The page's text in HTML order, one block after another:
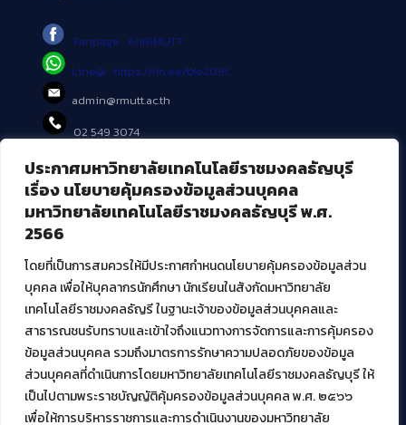
ประกาศมหาวิทยาลัยเทคโนโลยีราชมงคลธัญบุรี
เรื่อง นโยบายคุ้มครองข้อมูลส่วนบุคคล
มหาวิทยาลัยเทคโนโลยีราชมงคลธัญบุรี พ.ศ.
2566
โดยที่เป็นการสมควรให้มีประกาศกำหนดนโยบายคุ้มครองข้อมูลส่วน
บุคคล เพื่อให้บุคลากรนักศึกษา นักเรียนในสังกัดมหาวิทยาลัย
เทคโนโลยีราชมงคลธัญรี ในฐานะเจ้าของข้อมูลส่วนบุคคลและ
สาธารณชนรับทราบและเข้าใจถึงแนวทางการจัดการและการคุ้มครอง
ข้อมูลส่วนบุคคล รวมถึงมาตรการรักษาความปลอดภัยของข้อมูล
ส่วนบุคคลที่ดำเนินการโดยมหาวิทยาลัยเทคโนโลยีราชมงคลธัญบุรี ให้
เป็นไปตามพระราชบัญญัติคุ้มครองข้อมูลส่วนบุคคล พ.ศ. ๒๕๖๖
เพื่อให้การบริหารราชการและการดำเนินงานของมหาวิทยาลัย
Fanpage : AritRMUTT
Line@ : https://lin.ee/tXe209C
admin@rmutt.ac.th
02 549 3074
บริการอื่นๆ ของ สวส.
ศูนย์สื่อดิจิทัล
ศูนย์นวัตกรรมและความรู้
สมัยใหม่ (MoSeC)
งานบริการวิชาการให้กับหน่วยงานภายนอก
โครงการส่งเสริมและพัฒนาผู้ประกอบการ SME โดย. มทร.ธัญบุรี
กิจกรรมการเชื่อมโยงเครือข่ายผู้ให้บริการเครื่องจักรกลทางการ
เกษตร ภายใต้โครงการส่งเสริมการรแปรรูปสินค้าเกษตรระดับชุมชน